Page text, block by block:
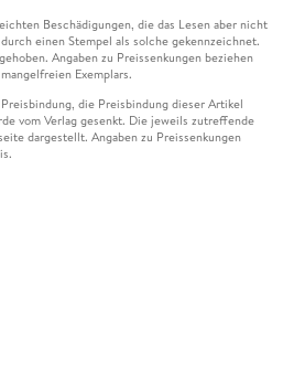
Beschädigungen, die das Lesen aber nicht
einen Stempel als solche gekennzeichnet.
Angaben zu Preissenkungen beziehen
Exemplars.
die Preisbindung dieser Artikel
vom Verlag gesenkt. Die jeweils zutreffende
dargestellt. Angaben zu Preissenkungen